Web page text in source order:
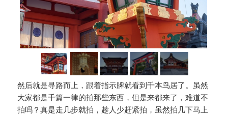
然后就是寻路而上，跟着指示牌就看到千本鸟居了。虽然
大家都是千篇一律的拍那些东西，但是来都来了，难道不
拍吗？真是走几步就拍，趁人少赶紧拍，虽然拍几下马上